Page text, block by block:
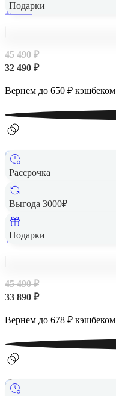
Подарки
128 Гб
45 490 ₽
32 490 ₽
Вернем до 650 ₽ кэшбеком
Рассрочка
Выгода 3000₽
Подарки
128 Гб
45 490 ₽
33 890 ₽
Вернем до 678 ₽ кэшбеком